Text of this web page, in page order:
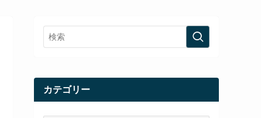
カテゴリー